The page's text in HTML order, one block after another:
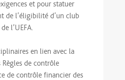
et pour statuer
de l’éligibilité d’un club
l’UEFA.
en lien avec la
Règles de contrôle
de contrôle financier des